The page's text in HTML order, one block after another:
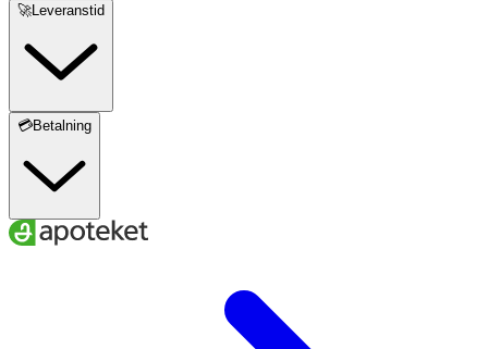
🚀Leveranstid
💳Betalning